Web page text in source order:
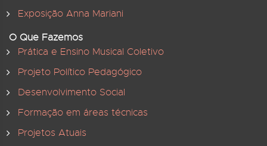
Exposição Anna Mariani
O Que Fazemos
Prática e Ensino Musical Coletivo
Projeto Político Pedagógico
Desenvolvimento Social
Formação em áreas técnicas
Projetos Atuais